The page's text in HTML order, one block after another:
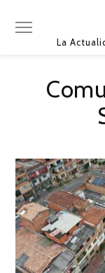
La